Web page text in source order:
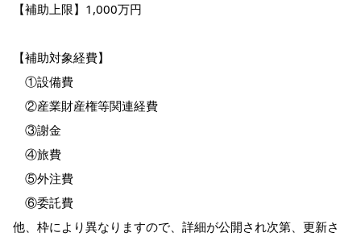
【補助上限】1,000万円
【補助対象経費】
①設備費
②産業財産権等関連経費
③謝金
④旅費
⑤外注費
⑥委託費
他、枠により異なりますので、詳細が公開され次第、更新さ